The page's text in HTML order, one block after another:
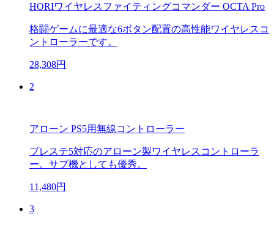
HORIワイヤレスファイティングコマンダー OCTA Pro
格闘ゲームに最適な6ボタン配置の高性能ワイヤレスコ
ントローラーです。
28,308円
2
アローン PS5用無線コントローラー
プレステ5対応のアローン製ワイヤレスコントローラ
ー。サブ機としても優秀。
11,480円
3